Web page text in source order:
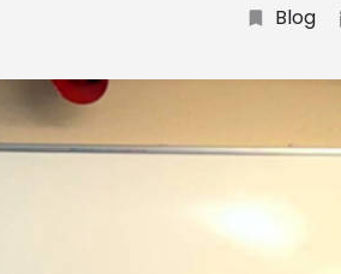
Blog